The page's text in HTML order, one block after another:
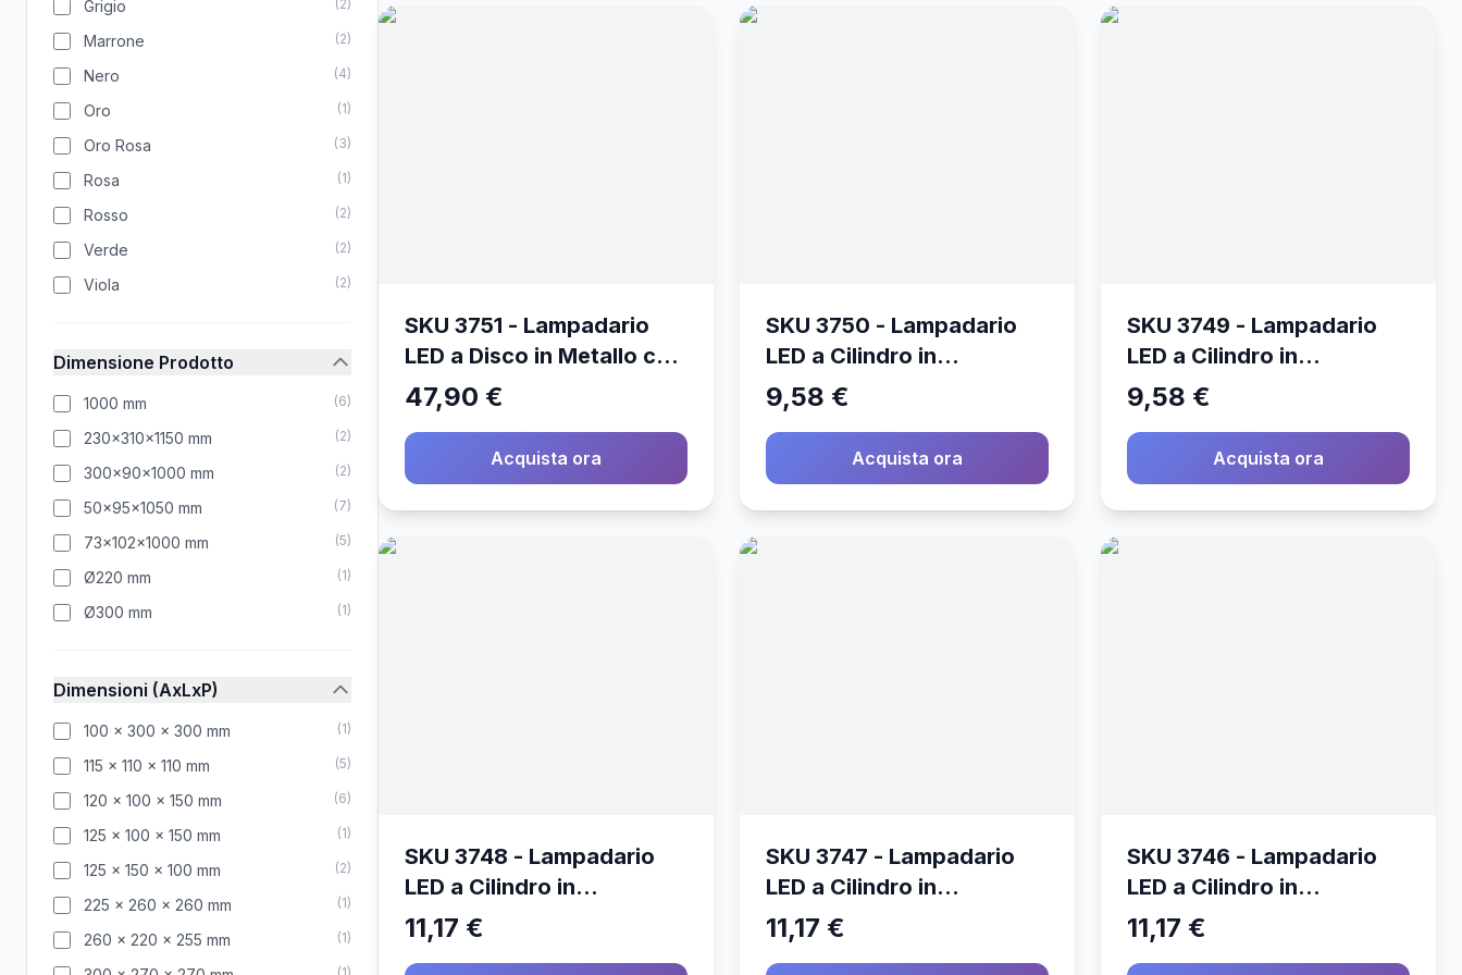
Grigio (2)
Marrone (2)
Nero (4)
Oro (1)
Oro Rosa (3)
Rosa (1)
Rosso (2)
Verde (2)
Viola (2)
Dimensione Prodotto
1000 mm (6)
230x310x1150 mm (2)
300x90x1000 mm (2)
50x95x1050 mm (7)
73x102x1000 mm (5)
Ø220 mm (1)
Ø300 mm (1)
Dimensioni (AxLxP)
100 x 300 x 300 mm (1)
115 x 110 x 110 mm (5)
120 x 100 x 150 mm (6)
125 x 100 x 150 mm (1)
125 x 150 x 100 mm (2)
225 x 260 x 260 mm (1)
260 x 220 x 255 mm (1)
SKU 3751 - Lampadario
LED a Disco in Metallo con
Portalampada E27 (Max
60W) Colore Oro Rosa
47,90 €
Acquista ora
SKU 3750 - Lampadario
LED a Cilindro in
Calcestruzzo con
Portalampada E27 (Max
60W) Colore Beige
9,58 €
Acquista ora
SKU 3749 - Lampadario
LED a Cilindro in
Calcestruzzo con
Portalampada E27 (Max
60W) Colore Marrone
9,58 €
Acquista ora
SKU 3748 - Lampadario
LED a Cilindro in
Calcestruzzo con
Portalampada E27 (Max
11,17 €
SKU 3747 - Lampadario
LED a Cilindro in
Calcestruzzo con
Portalampada E27 (Max
11,17 €
SKU 3746 - Lampadario
LED a Cilindro in
Calcestruzzo con
Portalampada E27 (Max
11,17 €